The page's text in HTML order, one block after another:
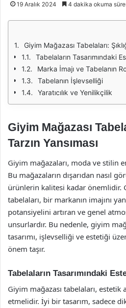
19 Aralık 2024 4 dakika okuma
Giyim Mağazası Tabelaları:
Tabelaların Tasarımındaki
Marka İmajı ve Tabelanın
Tabelanın İşlevselliği
Yaratıcılık ve Yenilikçilik
Giyim Mağazası
Tarzın Yansıması
Giyim mağazaları, moda ve stilin
Bu mağazaların dışarıdan nasıl
ürünlerin kalitesi kadar önemlidir.
tabelaları, bir markanın imajını
potansiyelini artıran ve genel
unsurlardır. Bu nedenle, giyim
tasarımı, işlevselliği ve estetiği
önem taşır.
Tabelaların Tasarımındaki
Giyim mağazası tabelaları, estetik
etmelidir. İyi bir tasarım, sadece